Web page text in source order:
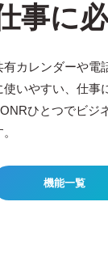
事に
有カレンダーや電
使いやすい、仕事
ひとつでビジ
機能一覧